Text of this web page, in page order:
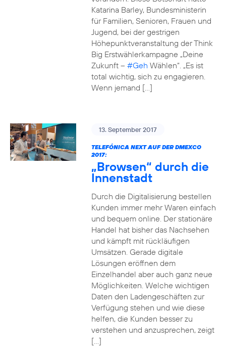
Katarina Barley, Bundesministerin
für Familien, Senioren, Frauen und
Jugend, bei der gestrigen
Höhepunktveranstaltung der Think
Big Erstwählerkampagne „Deine
Zukunft – #Geh Wählen“. „Es ist
total wichtig, sich zu engagieren.
Wenn jemand […]
13. September 2017
TELEFÓNICA NEXT AUF DER DMEXCO
2017:
„Browsen“ durch die
Innenstadt
Durch die Digitalisierung bestellen
Kunden immer mehr Waren einfach
und bequem online. Der stationäre
Handel hat bisher das Nachsehen
und kämpft mit rückläufigen
Umsätzen. Gerade digitale
Lösungen eröffnen dem
Einzelhandel aber auch ganz neue
Möglichkeiten. Welche wichtigen
Daten den Ladengeschäften zur
Verfügung stehen und wie diese
helfen, die Kunden besser zu
verstehen und anzusprechen, zeigt
[…]